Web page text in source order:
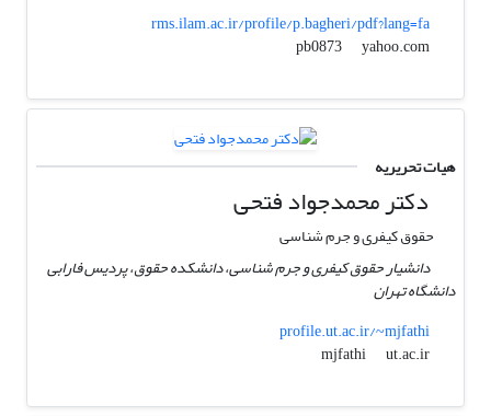
rms.ilam.ac.ir/profile/p.bagheri/pdf?lang=fa
pb0873
yahoo.com
هیات تحریریه
دکتر محمدجواد فتحی
حقوق کیفری و جرم شناسی
دانشیار حقوق کیفری و جرم شناسی، دانشکده حقوق، پردیس فارابی
دانشگاه تهران
profile.ut.ac.ir/~mjfathi
mjfathi
ut.ac.ir